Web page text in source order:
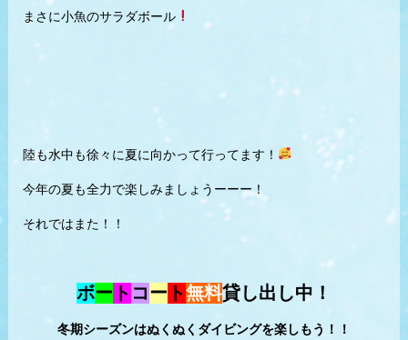
まさに小魚のサラダボール
陸も水中も徐々に夏に向かって行ってます！
今年の夏も全力で楽しみましょうーーー！
それではまた！！
ボー ト コー ト無料貸し出し中！
冬期シーズンはぬくぬくダイビングを楽しもう！！